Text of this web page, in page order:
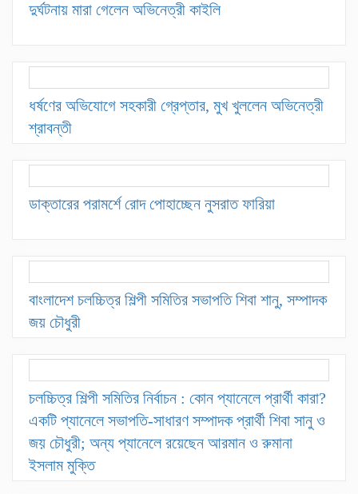
দুর্ঘটনায় মারা গেলেন অভিনেত্রী কাইলি
ধর্ষণের অভিযোগে সহকারী গ্রেপ্তার, মুখ খুললেন অভিনেত্রী
শ্রাবন্তী
ডাক্তারের পরামর্শে রোদ পোহাচ্ছেন নুসরাত ফারিয়া
বাংলাদেশ চলচ্চিত্র শিল্পী সমিতির সভাপতি শিবা শানু, সম্পাদক
জয় চৌধুরী
চলচ্চিত্র শিল্পী সমিতির নির্বাচন : কোন প্যানেলে প্রার্থী কারা?
একটি প্যানেলে সভাপতি-সাধারণ সম্পাদক প্রার্থী শিবা সানু ও
জয় চৌধুরী; অন্য প্যানেলে রয়েছেন আরমান ও রুমানা
ইসলাম মুক্তি